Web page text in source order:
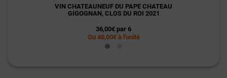
VIN CHATEAUNEUF DU PAPE CHATEAU
GIGOGNAN, CLOS DU ROI 2021
36,00€ par 6
Ou 48,00€ à l'unité